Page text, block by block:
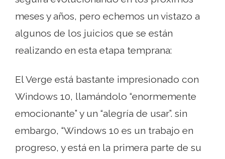
meses y años, pero echemos un vistazo a
algunos de los juicios que se están
realizando en esta etapa temprana:
El Verge está bastante impresionado con
Windows 10, llamándolo “enormemente
emocionante” y un “alegría de usar”. sin
embargo, “Windows 10 es un trabajo en
progreso, y está en la primera parte de su